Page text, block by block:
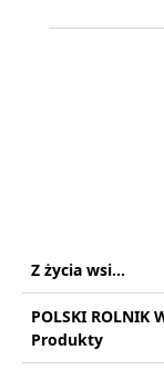
Z życia wsi...
POLSKI ROLNIK
Produkty